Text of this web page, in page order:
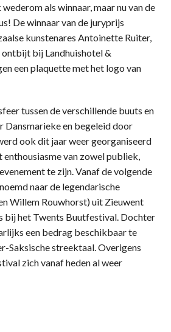
als winnaar, maar nu van de
De winnaar van de juryprijs
kunstenares Antoinette Ruiter,
ontbijt bij Landhuishotel &
een plaquette met het logo van
tussen de verschillende buuts en
Dansmarieke en begeleid door
ook dit jaar weer georganiseerd
van zowel publiek,
te zijn. Vanaf de volgende
naar de legendarische
Willem Rouwhorst) uit Zieuwent
bij het Twents Buutfestival. Dochter
een bedrag beschikbaar te
Saksische streektaal. Overigens
zich vanaf heden al weer